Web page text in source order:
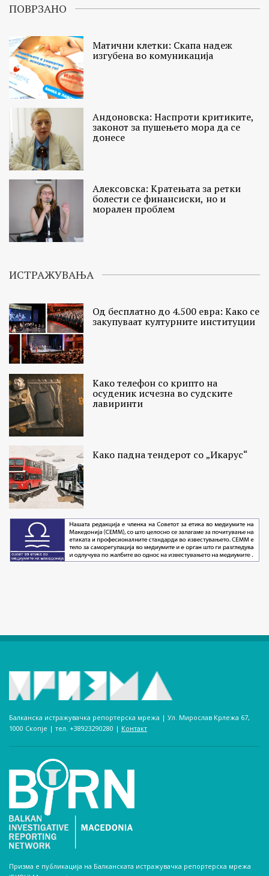
ПОВРЗАНО
Матични клетки: Скапа надеж
изгубена во комуникација
Андоновска: Наспроти критиките,
законот за пушењето мора да се
донесе
Алексовска: Кратењата за ретки
болести се финансиски, но и
морален проблем
ИСТРАЖУВАЊА
Од бесплатно до 4.500 евра: Како се
закупуваат културните институции
Како телефон со крипто на
осуденик исчезна во судските
лавиринти
Како падна тендерот со „Икарус“
Балканска истражувачка репортерска мрежа | Ул. Мирослав Крлежа 67,
1000 Скопје | тел. +38923290280­ | Контакт
Призма е публикација на Балканската истражувачка репортерска мрежа